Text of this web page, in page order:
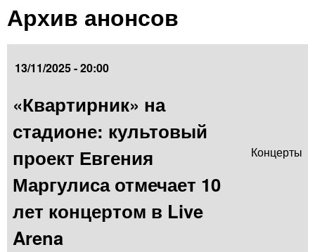
Архив анонсов
13/11/2025 - 20:00
«Квартирник» на
стадионе: культовый
проект Евгения
Маргулиса отмечает 10
лет концертом в Live
Arena
Концерты